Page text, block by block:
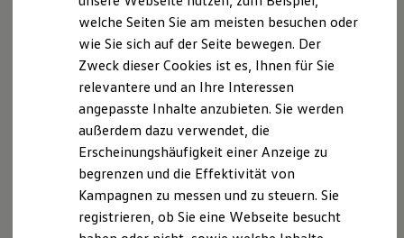
Nachhaltigkeit
Technologie
Kosten und Kauf
Kaufoptionen
E-Auto-Förderung
Software und Konnektivität
Die ID. Software 6
ID. Software Versionen und Updates
Digitale Extras
Schnittstellen zu Ihrem ID.
Hybridautos
Marke und Erlebnis
Volkswagen R und R Experience
R-Modelle
Umsatzsteuer-Identifikationsnummer gemäß § 27 a
Umsatzsteuergesetz:DE142861337
Verbraucher­streit­beilegung/Universal­schlichtungs­
Wir sind nicht bereit oder verpflichtet, an
Streitbeilegungsverfahren vor einer
Verbraucherschlichtungsstelle teilzunehmen.
Haftung für Inhalte
welche Seiten Sie am meisten besuchen oder
wie Sie sich auf der Seite bewegen. Der
Zweck dieser Cookies ist es, Ihnen für Sie
relevantere und an Ihre Interessen
angepasste Inhalte anzubieten. Sie werden
außerdem dazu verwendet, die
Erscheinungshäufigkeit einer Anzeige zu
begrenzen und die Effektivität von
Kampagnen zu messen und zu steuern. Sie
registrieren, ob Sie eine Webseite besucht